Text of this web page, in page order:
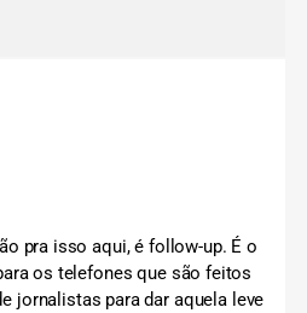
pra isso aqui, é follow-up. É o
os telefones que são feitos
jornalistas para dar aquela leve